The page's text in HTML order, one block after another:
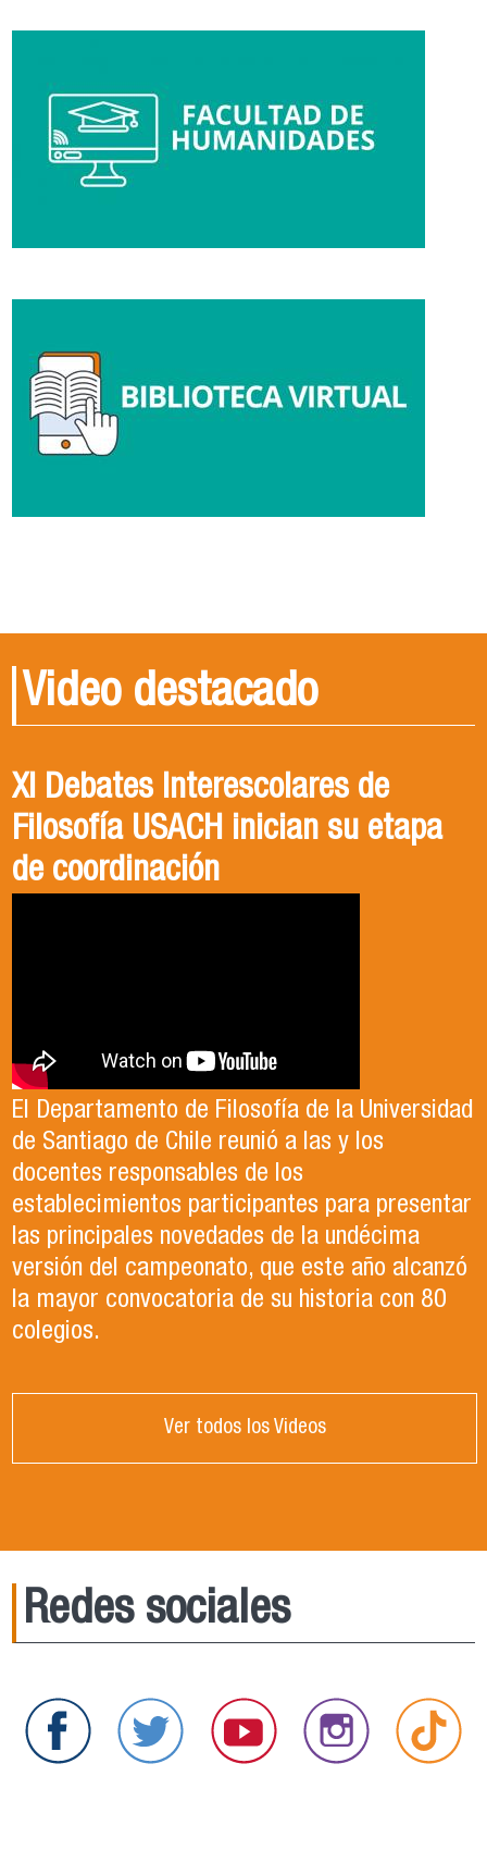
Video destacado
XI Debates Interescolares de
Filosofía USACH inician su etapa
de coordinación
El Departamento de Filosofía de la Universidad
de Santiago de Chile reunió a las y los
docentes responsables de los
establecimientos participantes para presentar
las principales novedades de la undécima
versión del campeonato, que este año alcanzó
la mayor convocatoria de su historia con 80
colegios.
Ver todos los Videos
Redes sociales